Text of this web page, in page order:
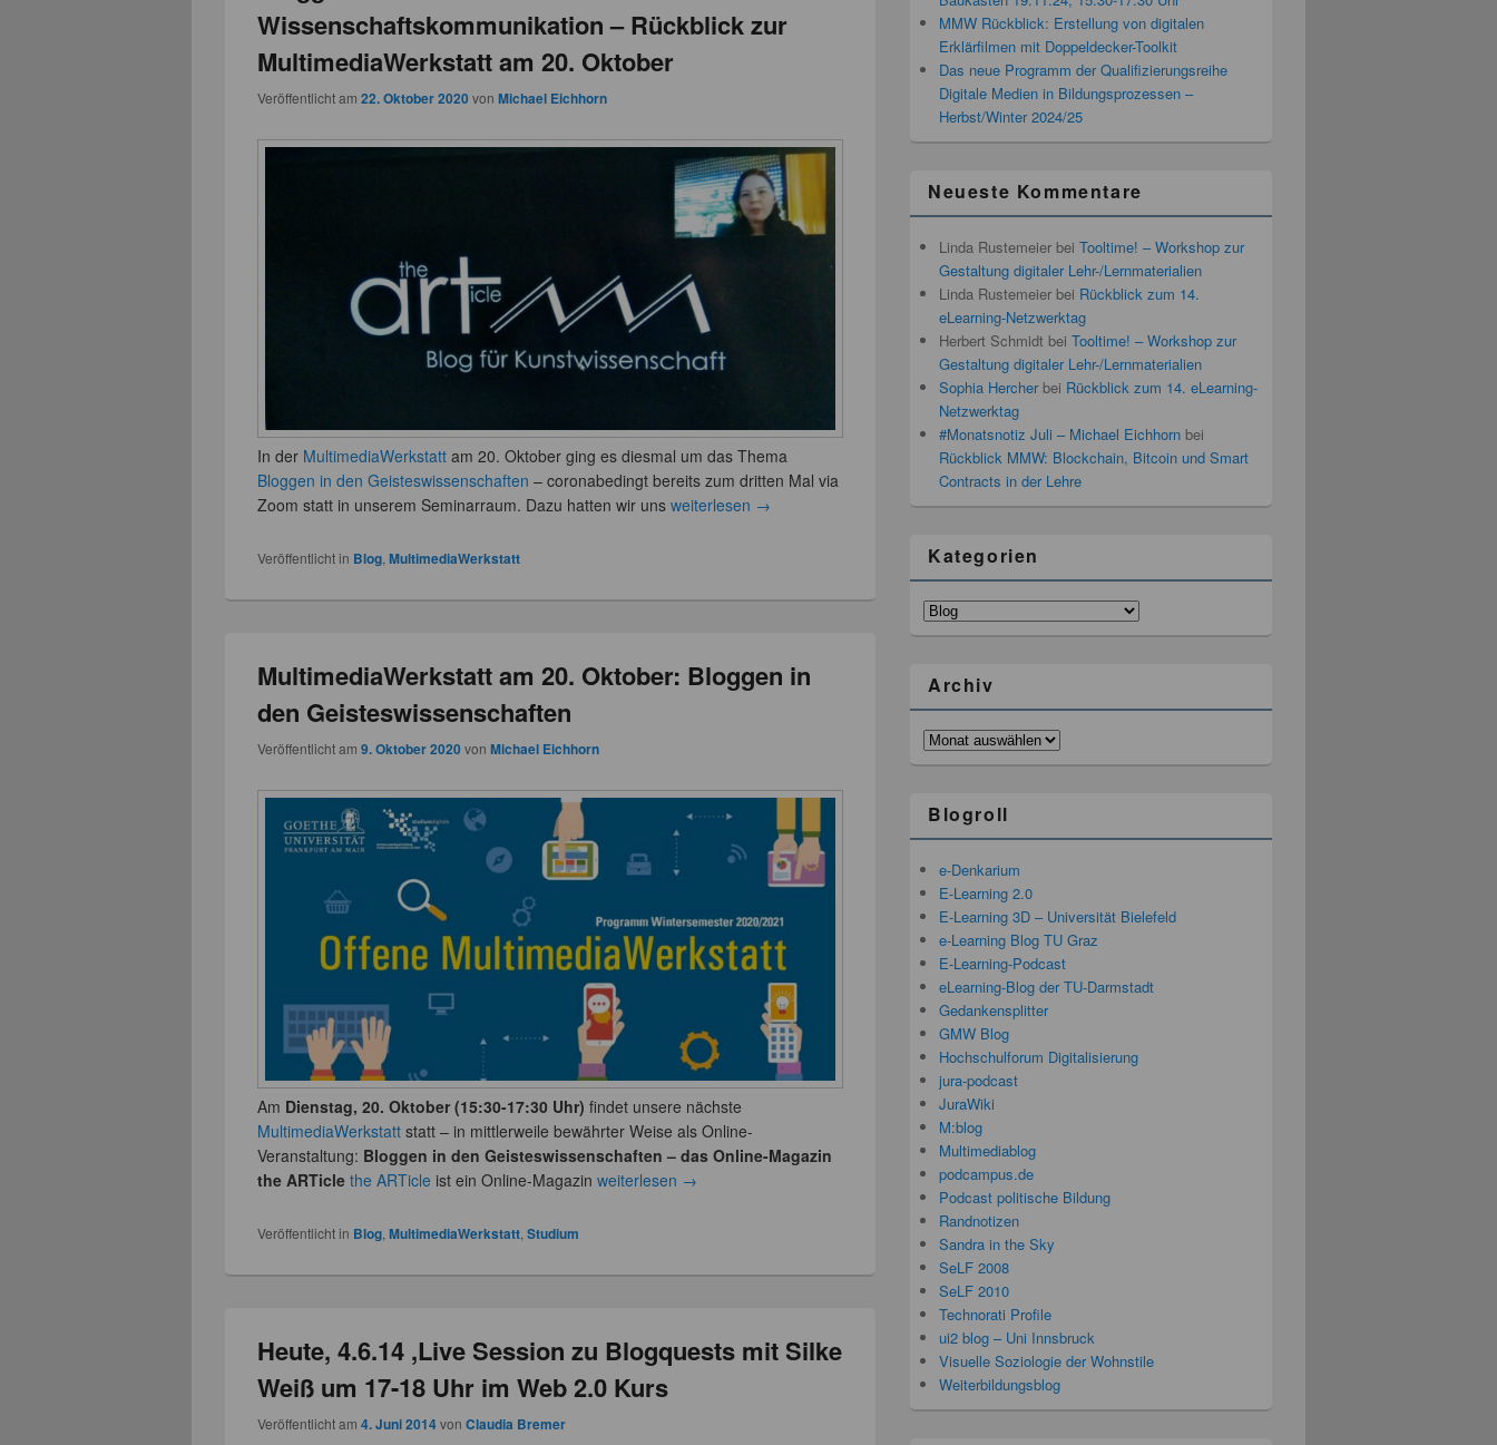
Wissenschaftskommunikation – Rückblick zur
MultimediaWerkstatt am 20. Oktober
Veröffentlicht am22. Oktober 2020 vonMichael Eichhorn
In der MultimediaWerkstattam 20. Oktober ging es diesmal um das Thema
Bloggen in den Geisteswissenschaften – coronabedingt bereits zum dritten Mal via
Zoom statt in unserem Seminarraum. Dazu hatten wir unsweiterlesen →
Veröffentlicht in Blog ,MultimediaWerkstatt
MultimediaWerkstatt am 20. Oktober: Bloggen in
den Geisteswissenschaften
Veröffentlicht am9. Oktober 2020 vonMichael Eichhorn
Am Dienstag, 20. Oktober (15:30-17:30 Uhr) findet unsere nächste
MultimediaWerkstatt statt – in mittlerweile bewährter Weise als Online-
Veranstaltung: Bloggen in den Geisteswissenschaften – das Online-Magazin
the ARTicle the ARTicle ist ein Online-Magazinweiterlesen →
Veröffentlicht in Blog ,MultimediaWerkstatt ,Studium
Heute, 4.6.14 ,Live Session zu Blogquests mit Silke
Weiß um 17-18 Uhr im Web 2.0 Kurs
Veröffentlicht am4. Juni 2014vonClaudia Bremer
MMW Rückblick: Erstellung von digitalen
Erklärfilmen mit Doppeldecker-Toolkit
Das neue Programm der Qualifizierungsreihe
Digitale Medien in Bildungsprozessen –
Herbst/Winter 2024/25
Neueste Kommentare
Linda Rustemeier bei Tooltime! – Workshop zur
Gestaltung digitaler Lehr-/Lernmaterialien
Linda Rustemeier bei Rückblick zum 14.
eLearning-Netzwerktag
Herbert Schmidt bei Tooltime! – Workshop zur
Gestaltung digitaler Lehr-/Lernmaterialien
Sophia Hercher bei Rückblick zum 14. eLearning-
Netzwerktag
#Monatsnotiz Juli – Michael Eichhorn bei
Rückblick MMW: Blockchain, Bitcoin und Smart
Contracts in der Lehre
Kategorien
Kategorien
Archiv
Archiv
Blogroll
e-Denkarium
E-Learning 2.0
E-Learning 3D – Universität Bielefeld
e-Learning Blog TU Graz
E-Learning-Podcast
eLearning-Blog der TU-Darmstadt
Gedankensplitter
GMW Blog
Hochschulforum Digitalisierung
jura-podcast
JuraWiki
M:blog
Multimediablog
podcampus.de
Podcast politische Bildung
Randnotizen
Sandra in the Sky
SeLF 2008
SeLF 2010
Technorati Profile
ui2 blog – Uni Innsbruck
Visuelle Soziologie der Wohnstile
Weiterbildungsblog